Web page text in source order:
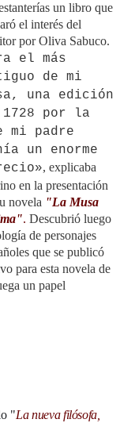
un libro que
el interés del
por Oliva Sabuco.
el más
de mi
una edición
1728 por la
mi padre
un enorme
, explicaba
en la presentación
novela "La Musa
. Descubrió luego
de personajes
que se publicó
para esta novela de
un papel
"La nueva filósofa,